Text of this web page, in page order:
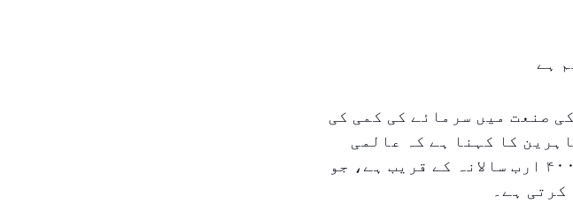
ہے
صنعت میں سرمائے کی کمی کی
کا کہنا ہے کہ عالمی
بالائی سرمائے کی سرمایہ کاری قریباً $۴۰۰ ارب سالانہ کے قریب ہے، جو
ہے۔